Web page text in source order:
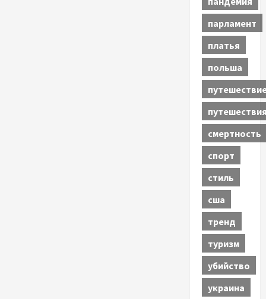
парламент
платья
польша
смертность
спорт
стиль
сша
тренд
туризм
убийство
украина